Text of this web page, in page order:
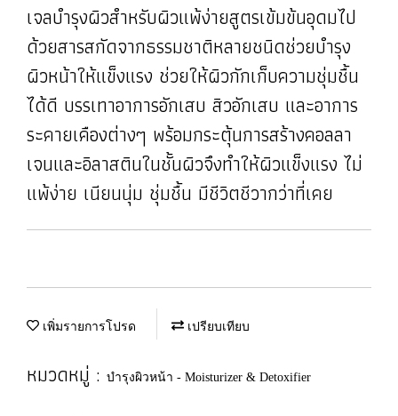
เจลบำรุงผิวสำหรับผิวแพ้ง่ายสูตรเข้มข้นอุดมไป
ด้วยสารสกัดจากธรรมชาติหลายชนิดช่วยบำรุง
ผิวหน้าให้แข็งแรง ช่วยให้ผิวกักเก็บความชุ่มชื้น
ได้ดี บรรเทาอาการอักเสบ สิวอักเสบ และอาการ
ระคายเคืองต่างๆ พร้อมกระตุ้นการสร้างคอลลา
เจนและอิลาสตินในชั้นผิวจึงทำให้ผิวแข็งแรง ไม่
แพ้ง่าย เนียนนุ่ม ชุ่มชื้น มีชีวิตชีวากว่าที่เคย
เพิ่มรายการโปรด เปรียบเทียบ
หมวดหมู่ : บำรุงผิวหน้า - Moisturizer & Detoxifier